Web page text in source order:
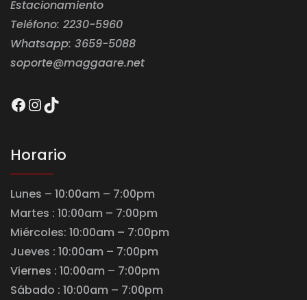
Estacionamiento
Teléfono: 2230-5960
Whatsapp: 3659-5088
soporte@maggaare.net
Facebook
Instagram
TikTok
Horario
Lunes – 10:00am – 7:00pm
Martes : 10:00am – 7:00pm
Miércoles: 10:00am – 7:00pm
Jueves : 10:00am – 7:00pm
Viernes : 10:00am – 7:00pm
Sábado : 10:00am – 7:00pm